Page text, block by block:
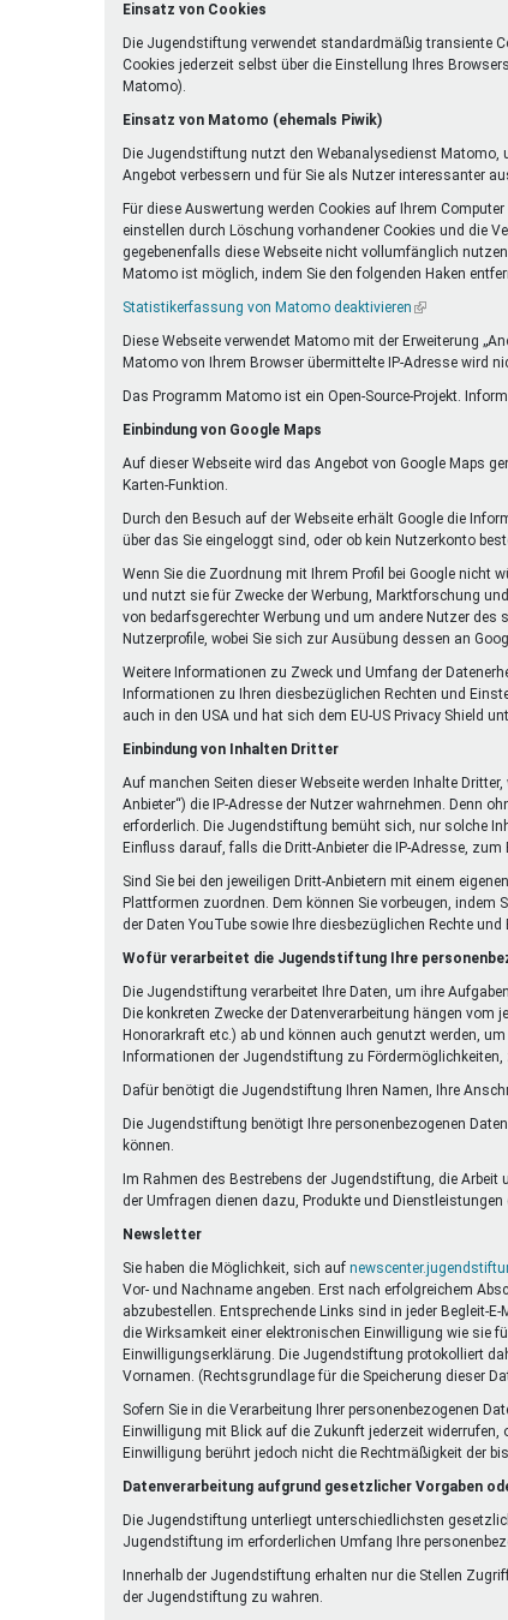
Einsatz von Cookies
Die Jugendstiftung verwendet standardmäßig transiente
Cookies jederzeit selbst über die Einstellung Ihres
Matomo).
Einsatz von Matomo (ehemals Piwik)
Die Jugendstiftung nutzt den Webanalysedienst Matomo,
Angebot verbessern und für Sie als Nutzer interessanter
Für diese Auswertung werden Cookies auf Ihrem
einstellen durch Löschung vorhandener Cookies und die
gegebenenfalls diese Webseite nicht vollumfänglich
Matomo ist möglich, indem Sie den folgenden Haken
Statistikerfassung von Matomo deaktivieren (Link
extern)
Diese Webseite verwendet Matomo mit der Erweiterung
Matomo von Ihrem Browser übermittelte IP-Adresse wird
Das Programm Matomo ist ein Open-Source-Projekt.
Einbindung von Google Maps
Auf dieser Webseite wird das Angebot von Google Maps
Karten-Funktion.
Durch den Besuch auf der Webseite erhält Google die
über das Sie eingeloggt sind, oder ob kein Nutzerkonto
Wenn Sie die Zuordnung mit Ihrem Profil bei Google nicht
und nutzt sie für Zwecke der Werbung, Marktforschung
von bedarfsgerechter Werbung und um andere Nutzer
Nutzerprofile, wobei Sie sich zur Ausübung dessen an
Weitere Informationen zu Zweck und Umfang der
Informationen zu Ihren diesbezüglichen Rechten und
auch in den USA und hat sich dem EU-US Privacy Shield
Einbindung von Inhalten Dritter
Auf manchen Seiten dieser Webseite werden Inhalte
Anbieter“) die IP-Adresse der Nutzer wahrnehmen. Denn
erforderlich. Die Jugendstiftung bemüht sich, nur solche
Einfluss darauf, falls die Dritt-Anbieter die IP-Adresse,
Sind Sie bei den jeweiligen Dritt-Anbietern mit einem
Plattformen zuordnen. Dem können Sie vorbeugen,
der Daten YouTube sowie Ihre diesbezüglichen Rechte
Wofür verarbeitet die Jugendstiftung Ihre
Die Jugendstiftung verarbeitet Ihre Daten, um ihre
Die konkreten Zwecke der Datenverarbeitung hängen
Honorarkraft etc.) ab und können auch genutzt werden,
Informationen der Jugendstiftung zu
Dafür benötigt die Jugendstiftung Ihren Namen, Ihre
Die Jugendstiftung benötigt Ihre personenbezogenen
können.
Im Rahmen des Bestrebens der Jugendstiftung, die
der Umfragen dienen dazu, Produkte und
Newsletter
Sie haben die Möglichkeit, sich auf
Vor- und Nachname angeben. Erst nach erfolgreichem
abzubestellen. Entsprechende Links sind in jeder Begleit-
die Wirksamkeit einer elektronischen Einwilligung wie sie
Einwilligungserklärung. Die Jugendstiftung protokolliert
Vornamen. (Rechtsgrundlage für die Speicherung dieser
Sofern Sie in die Verarbeitung Ihrer personenbezogenen
Einwilligung mit Blick auf die Zukunft jederzeit
Einwilligung berührt jedoch nicht die Rechtmäßigkeit der
Datenverarbeitung aufgrund gesetzlicher Vorgaben
Die Jugendstiftung unterliegt unterschiedlichsten
Jugendstiftung im erforderlichen Umfang Ihre
Innerhalb der Jugendstiftung erhalten nur die Stellen
der Jugendstiftung zu wahren.